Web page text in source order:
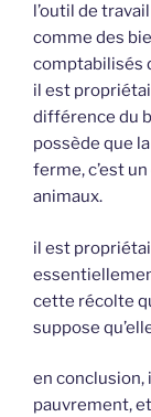
l’outil de
comme des
comptabilisés
il est
différence du
possède que
ferme, c’est
animaux.
il est
cette récolte
suppose
en conclusion,
pauvrement,